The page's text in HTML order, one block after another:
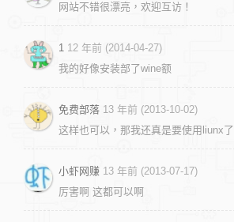
网站不错很漂亮，欢迎互访！
1 12 年前 (2014-04-27)
我的好像安装部了wine额
免费部落 13 年前 (2013-10-02)
这样也可以，那我还真是要使用liunx了
小虾网赚 13 年前 (2013-07-17)
厉害啊 这都可以啊